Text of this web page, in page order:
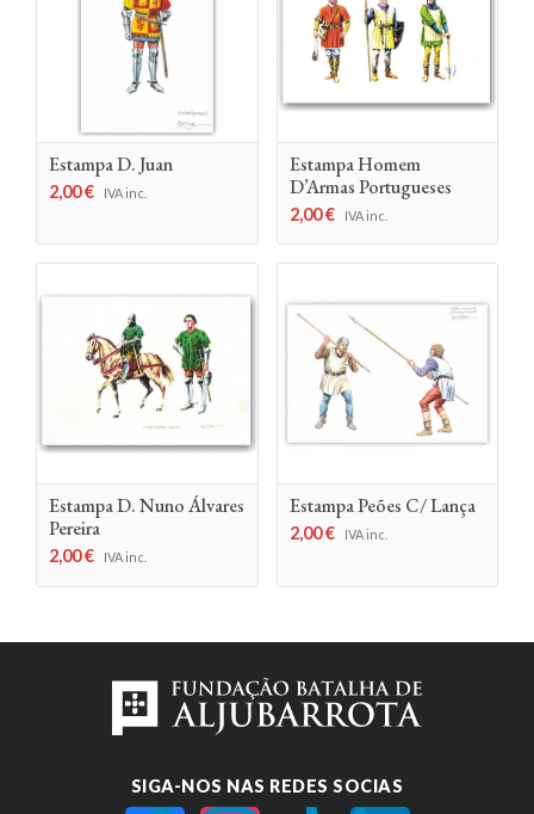
Estampa D. Juan
2,00€ IVA inc.
Estampa Homem
D’Armas Portugueses
2,00€ IVA inc.
Estampa D. Nuno Álvares
Pereira
2,00€ IVA inc.
Estampa Peões C/ Lança
2,00€ IVA inc.
SIGA-NOS NAS REDES SOCIAS